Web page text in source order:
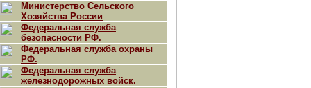
Министерство Сельского
Хозяйства России
Федеральная служба
безопасности РФ.
Федеральная служба охраны
РФ.
Федеральная служба
железнодорожных войск.